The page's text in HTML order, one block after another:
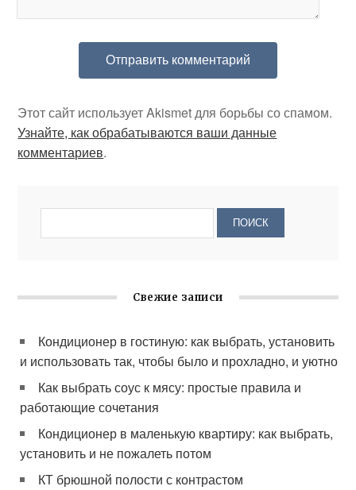
Этот сайт использует Akismet для борьбы со спамом.
Узнайте, как обрабатываются ваши данные
комментариев.
Свежие записи
Кондиционер в гостиную: как выбрать, установить
и использовать так, чтобы было и прохладно, и уютно
Как выбрать соус к мясу: простые правила и
работающие сочетания
Кондиционер в маленькую квартиру: как выбрать,
установить и не пожалеть потом
КТ брюшной полости с контрастом